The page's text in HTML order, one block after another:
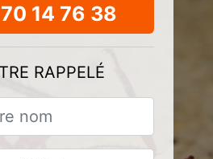
14 76 38
RAPPELÉ